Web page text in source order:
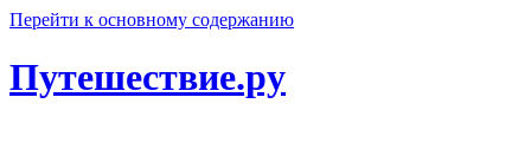
Перейти к основному содержанию
Путешествие.ру